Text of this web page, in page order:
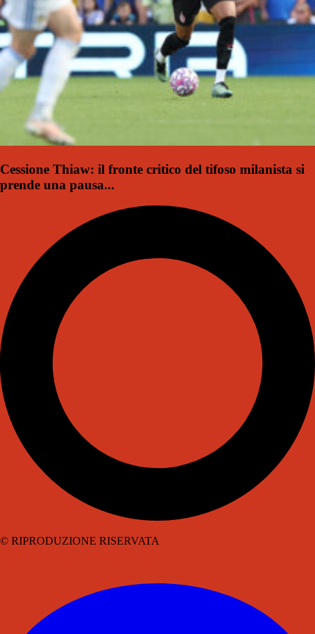
Cessione Thiaw: il fronte critico del tifoso milanista si
prende una pausa...
© RIPRODUZIONE RISERVATA